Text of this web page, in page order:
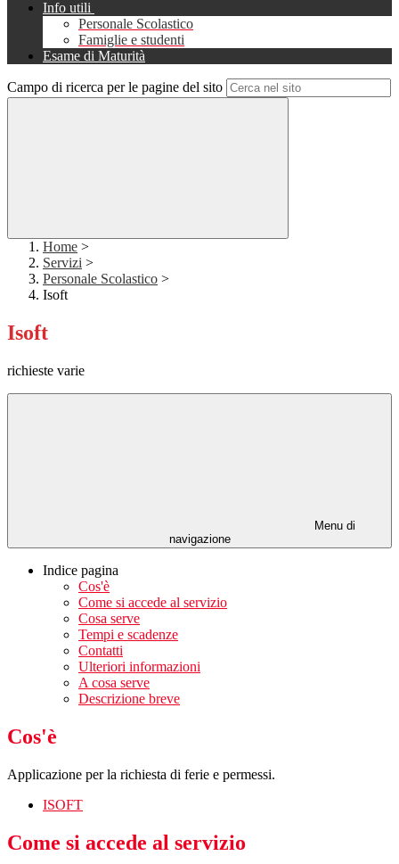
Info utili
Personale Scolastico
Famiglie e studenti
Esame di Maturità
Campo di ricerca per le pagine del sito
Home >
Servizi >
Personale Scolastico >
Isoft
Isoft
richieste varie
Menu di
navigazione
Indice pagina
Cos'è
Come si accede al servizio
Cosa serve
Tempi e scadenze
Contatti
Ulteriori informazioni
A cosa serve
Descrizione breve
Cos'è
Applicazione per la richiesta di ferie e permessi.
ISOFT
Come si accede al servizio